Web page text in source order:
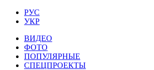
РУС
УКР
ВИДЕО
ФОТО
ПОПУЛЯРНЫЕ
СПЕЦПРОЕКТЫ